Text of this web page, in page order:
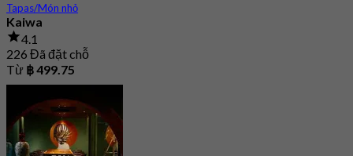
Tapas/Món nhỏ
Kaiwa
4.1
226 Đã đặt chỗ
Từ ฿ 499.75